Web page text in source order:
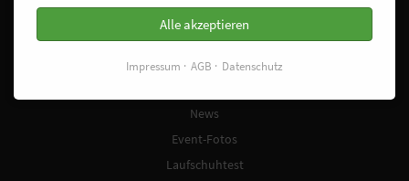
Sonderangebote
Trainingspläne
Laufreisen
News
Event-Fotos
Laufschuhtest
Alle akzeptieren
Impressum AGB Datenschutz